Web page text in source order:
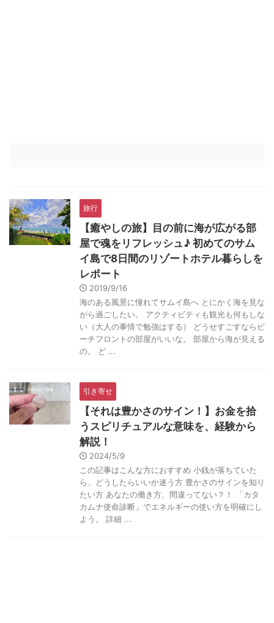
旅行
【癒やしの旅】目の前に海が広がる部
屋で魂をリフレッシュ♪ 初めてのサム
イ島で8日間のリゾートホテル暮らしを
レポート
2019/9/16
海のある風景に憧れてサムイ島へ とにかく海を見な
がら過ごしたい。 アクティビティも観光も何もしな
い（大人の事情で勉強はする） どうせすごすならビ
ーチフロントの部屋がいいな。 部屋から海が見える
の。 ど ...
引き寄せ
【それは豊かさのサイン！】お金を拾
うスピリチュアルな意味を、経験から
解説！
2024/5/9
この記事はこんな方におすすめ 小銭が落ちていた
ら、どうしたらいいか迷う方 豊かさのサインを知り
たい方 あなたの働き方、間違ってない？！ 「カタ
カムナ使命診断」でエネルギーの使い方を明確にし
よう。 詳細 ...